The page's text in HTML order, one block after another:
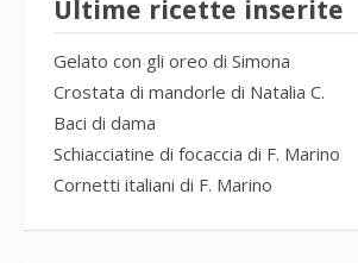
Ultime ricette inserite
Gelato con gli oreo di Simona
Crostata di mandorle di Natalia C.
Baci di dama
Schiacciatine di focaccia di F. Marino
Cornetti italiani di F. Marino